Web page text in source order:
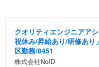
クオリティエンジニアア
祝休み/昇給あり/研修あり
区勤務/8451
株式会社NoID